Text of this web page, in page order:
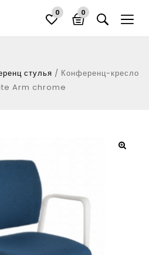
0 0
стулья / Конференц-кресло
Arm chrome